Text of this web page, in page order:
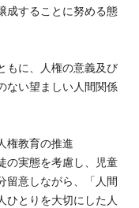
成することに努める態
もに、人権の意義及び
ない望ましい人間関係
教育の推進
の実態を考慮し、児童
留意しながら、「人間
ひとりを大切にした人